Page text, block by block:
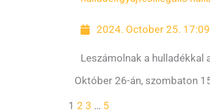
2024. October 25. 17:09
Leszámolnak a hulladékkal
Október 26-án, szombaton
1 2 3 … 5